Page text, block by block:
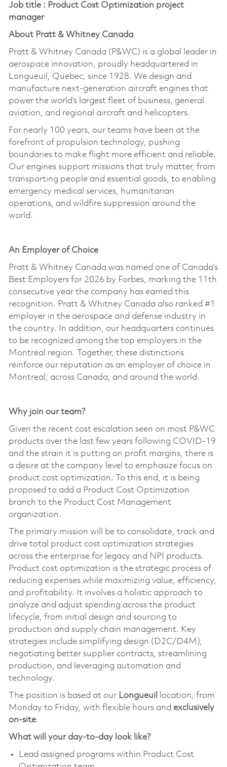
Job title : Product Cost Optimization project
manager
About Pratt & Whitney Canada
Pratt & Whitney Canada (P&WC) is a global leader in
aerospace innovation, proudly headquartered in
Longueuil, Quebec, since 1928. We design and
manufacture next-generation aircraft engines that
power the world’s largest fleet of business, general
aviation, and regional aircraft and helicopters.
For nearly 100 years, our teams have been at the
forefront of propulsion technology, pushing
boundaries to make flight more efficient and reliable.
Our engines support missions that truly matter, from
transporting people and essential goods, to enabling
emergency medical services, humanitarian
operations, and wildfire suppression around the
world.
An Employer of Choice
Pratt & Whitney Canada was named one of Canada’s
Best Employers for 2026 by Forbes, marking the 11th
consecutive year the company has earned this
recognition. Pratt & Whitney Canada also ranked #1
employer in the aerospace and defense industry in
the country. In addition, our headquarters continues
to be recognized among the top employers in the
Montreal region. Together, these distinctions
reinforce our reputation as an employer of choice in
Montreal, across Canada, and around the world.
Why join our team?
Given the recent cost escalation seen on most P&WC
products over the last few years following COVID-19
and the strain it is putting on profit margins, there is
a desire at the company level to emphasize focus on
product cost optimization. To this end, it is being
proposed to add a Product Cost Optimization
branch to the Product Cost Management
organization.
The primary mission will be to consolidate, track and
drive total product cost optimization strategies
across the enterprise for legacy and NPI products.
Product cost optimization is the strategic process of
reducing expenses while maximizing value, efficiency,
and profitability. It involves a holistic approach to
analyze and adjust spending across the product
lifecycle, from initial design and sourcing to
production and supply chain management. Key
strategies include simplifying design (D2C/D4M),
negotiating better supplier contracts, streamlining
production, and leveraging automation and
technology.
The position is based at our Longueuil
location, from
Monday to Friday, with flexible hours and exclusively
on-site.
What will your day-to-day look like?
Lead assigned programs within Product Cost